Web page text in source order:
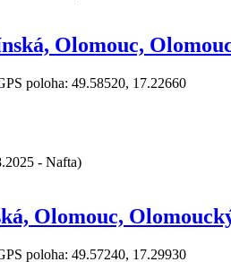
Olomouc,
poloha: 49.58520, 17.22660
- Nafta)
Olomouc,
poloha: 49.57240, 17.29930